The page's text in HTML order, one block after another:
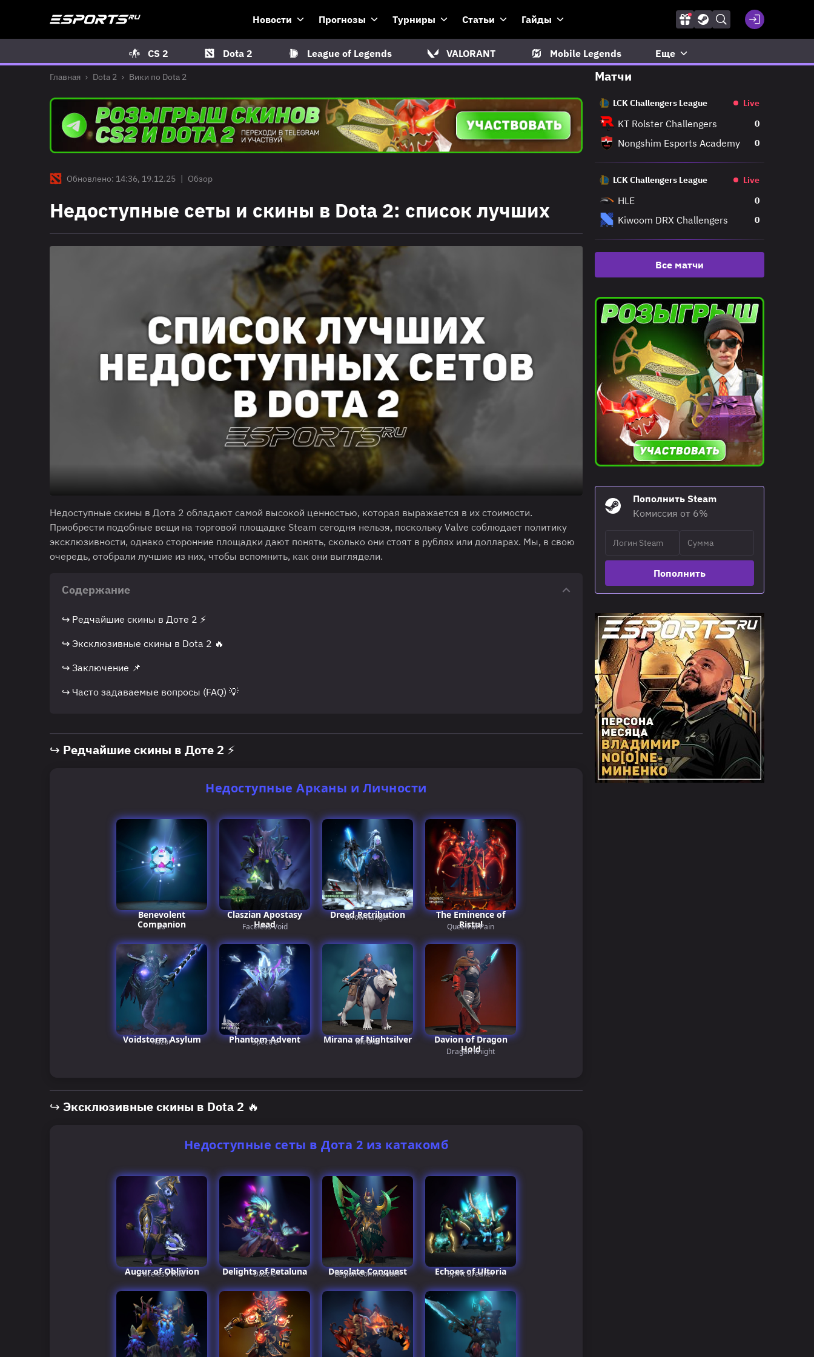
Новости Прогнозы Турниры Статьи Гайды
CS 2 Dota 2 League of Legends VALORANT Mobile Legends Еще
Главная Dota 2 Вики по Dota 2
Обновлено: 14:36, 19.12.25 | Обзор
Недоступные сеты и скины в Dota 2: список лучших
Недоступные скины в Дота 2 обладают самой высокой ценностью, которая выражается в их стоимости.
Приобрести подобные вещи на торговой площадке Steam сегодня нельзя, поскольку Valve соблюдает политику
эксклюзивности, однако сторонние площадки дают понять, сколько они стоят в рублях или долларах. Мы, в свою
очередь, отобрали лучшие из них, чтобы вспомнить, как они выглядели.
Содержание
↪ Редчайшие скины в Доте 2 ⚡
↪ Эксклюзивные скины в Dota 2 🔥
↪ Заключение 📌
↪ Часто задаваемые вопросы (FAQ) 💡
↪ Редчайшие скины в Доте 2 ⚡
Недоступные Арканы и Личности
Benevolent
Companion
Io
Claszian Apostasy
Head
Faceless Void
Dread Retribution
Drow Ranger
The Eminence of
Ristul
Queen of Pain
Voidstorm Asylum
Razor Phantom Advent
Spectre Mirana of Nightsilver
Mirana
Davion of Dragon
Hold
Dragon Knight
↪ Эксклюзивные скины в Dota 2 🔥
Недоступные сеты в Дота 2 из катакомб
Augur of Oblivion
Faceless Void Delights of Petaluna
Dazzle Desolate Conquest
Legion Commander Echoes of Ultoria
Spirit Breaker
Матчи
LCK Challengers League Live
KT Rolster Challengers 0
Nongshim Esports Academy 0
LCK Challengers League Live
HLE 0
Kiwoom DRX Challengers 0
Все матчи
Пополнить Steam
Комиссия от 6%
Пополнить